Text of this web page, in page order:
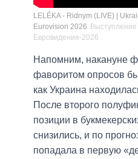
LELÉKA - Ridnym (LIVE) |
Eurovision 2026
Евровидения-2026
Напомним, накануне
фаворитом опросов
как Украина
После второго
позиции в
снизились, и по
попадала в первую